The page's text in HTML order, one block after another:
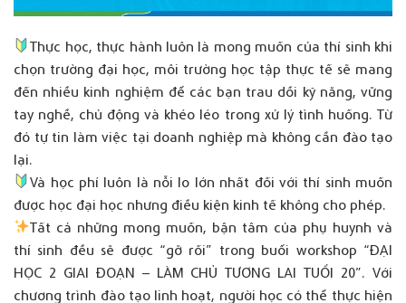
Thực học, thực hành luôn là mong muốn của thí sinh khi
chọn trường đại học, môi trường học tập thực tế sẽ mang
đến nhiều kinh nghiệm để các bạn trau dồi kỹ năng, vững
tay nghề, chủ động và khéo léo trong xử lý tình huống. Từ
đó tự tin làm việc tại doanh nghiệp mà không cần đào tạo
lại.
Và học phí luôn là nỗi lo lớn nhất đối với thí sinh muốn
được học đại học nhưng điều kiện kinh tế không cho phép.
Tất cả những mong muốn, bận tâm của phụ huynh và
thí sinh đều sẽ được “gỡ rối” trong buổi workshop “ĐẠI
HỌC 2 GIAI ĐOẠN – LÀM CHỦ TƯƠNG LAI TUỔI 20”. Với
chương trình đào tạo linh hoạt, người học có thể thực hiện